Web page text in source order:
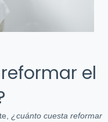
el
¿cuánto cuesta reformar